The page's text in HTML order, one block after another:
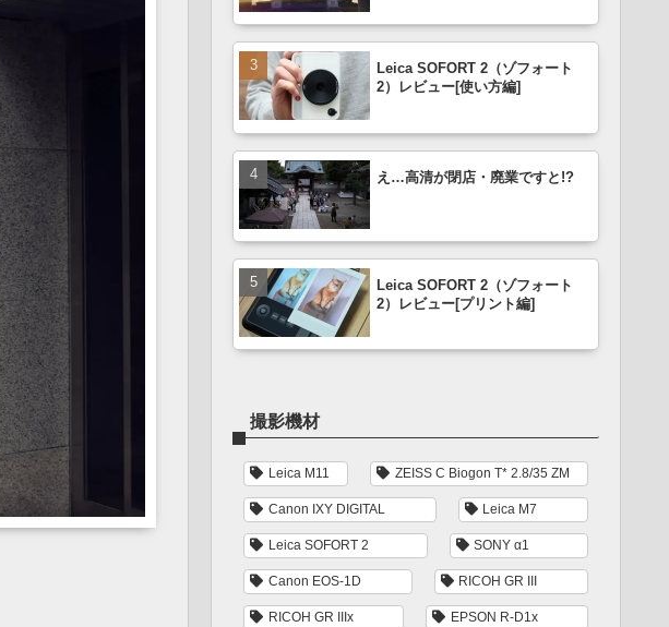
Leica SOFORT 2（ゾフォート
2）レビュー[使い方編]
え…高清が閉店・廃業ですと!?
Leica SOFORT 2（ゾフォート
2）レビュー[プリント編]
撮影機材
Leica M11 ZEISS C Biogon T* 2.8/35 ZM
Canon IXY DIGITAL Leica M7
Leica SOFORT 2 SONY α1
Canon EOS-1D RICOH GR III
RICOH GR IIIx EPSON R-D1x